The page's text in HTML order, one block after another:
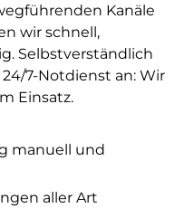
Kanäle
wir schnell,
Selbstverständlich
7-Notdienst an: Wir
Einsatz.
manuell und
aller Art